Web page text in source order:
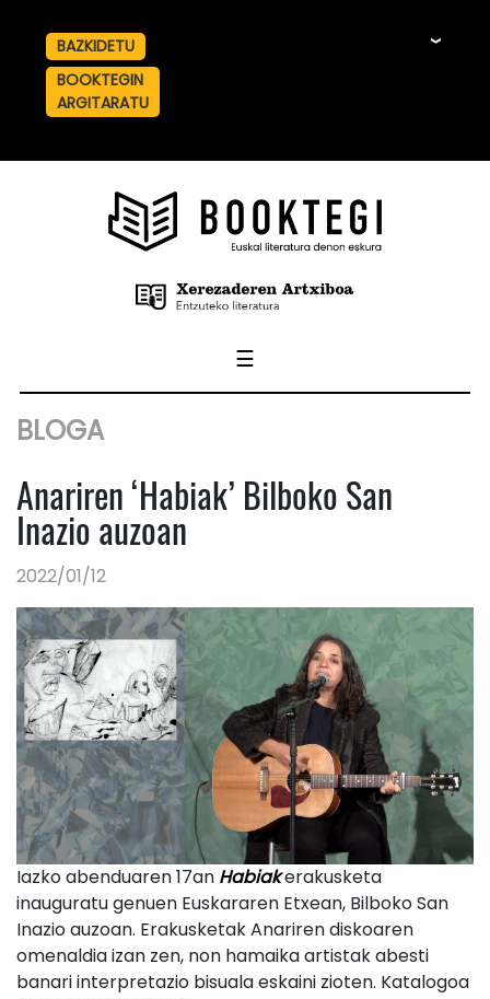
BAZKIDETU
BOOKTEGIN
ARGITARATU
☰
BLOGA
Anariren ‘Habiak’ Bilboko San
Inazio auzoan
2022/01/12
Iazko abenduaren 17an Habiakerakusketa
inauguratu genuen Euskararen Etxean, Bilboko San
Inazio auzoan. Erakusketak Anariren diskoaren
omenaldia izan zen, non hamaika artistak abesti
banari interpretazio bisuala eskaini zioten. Katalogoa